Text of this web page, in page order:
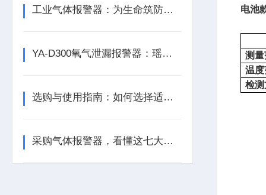
工业气体报警器：为生命筑防线，为生产保安全
YA-D300氧气泄漏报警器：瑶安电子筑牢泄漏防护的工业安全防线
选购与使用指南：如何选择适合的气体泄漏报警器？
采购气体报警器，看懂这七大参数比价格更重要
电池
测
温
检